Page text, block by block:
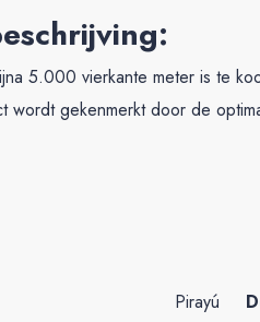
5.000 vierkante meter is te
gekenmerkt door de
Pirayú